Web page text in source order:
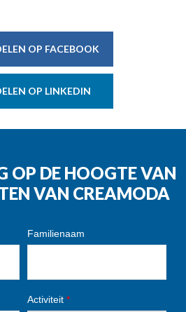
OP FACEBOOK
OP LINKEDIN
OP DE HOOGTE VAN
VAN CREAMODA
Familienaam
Activiteit *